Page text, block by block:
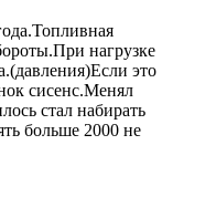
нагрузке
это
сисенс.Менял
стал набирать
больше 2000 не